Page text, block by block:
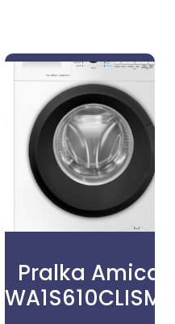
Pralka Amica
WA1S610CLISMT